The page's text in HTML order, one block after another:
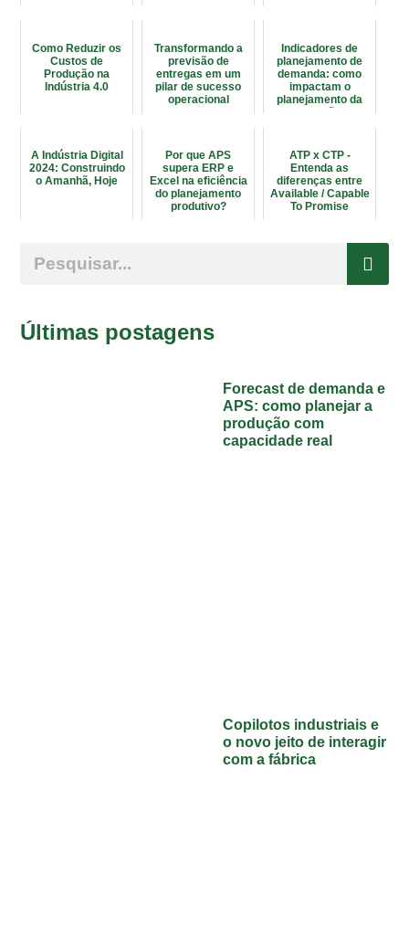
Como Reduzir os
Custos de
Produção na
Indústria 4.0
Transformando a
previsão de
entregas em um
pilar de sucesso
operacional
Indicadores de
planejamento de
demanda: como
impactam o
planejamento da
A Indústria Digital
2024: Construindo
o Amanhã, Hoje
Por que APS
supera ERP e
Excel na eficiência
do planejamento
produtivo?
ATP x CTP -
Entenda as
diferenças entre
Available / Capable
To Promise
Últimas postagens
Forecast de demanda e
APS: como planejar a
produção com
capacidade real
Copilotos industriais e
o novo jeito de interagir
com a fábrica